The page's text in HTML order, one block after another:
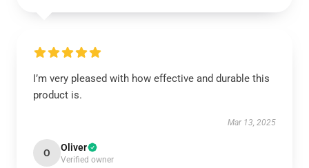
I’m very pleased with how effective and durable this
product is.
Mar 13, 2025
O Oliver
Verified owner